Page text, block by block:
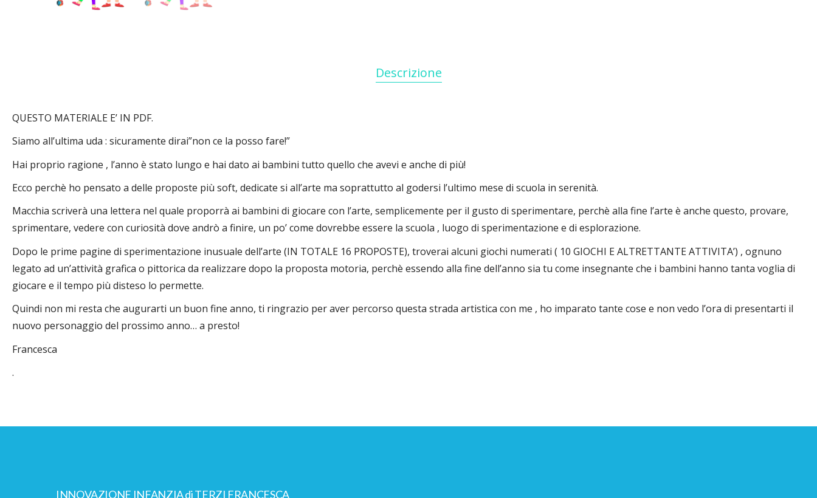
Descrizione
QUESTO MATERIALE E’ IN PDF.
Siamo all’ultima uda : sicuramente dirai”non ce la posso fare!”
Hai proprio ragione , l’anno è stato lungo e hai dato ai bambini tutto quello che avevi e anche di più!
Ecco perchè ho pensato a delle proposte più soft, dedicate si all’arte ma soprattutto al godersi l’ultimo mese di scuola in serenità.
Macchia scriverà una lettera nel quale proporrà ai bambini di giocare con l’arte, semplicemente per il gusto di sperimentare, perchè alla fine l’arte è anche questo, provare,
sprimentare, vedere con curiosità dove andrò a finire, un po’ come dovrebbe essere la scuola , luogo di sperimentazione e di esplorazione.
Dopo le prime pagine di sperimentazione inusuale dell’arte (IN TOTALE 16 PROPOSTE), troverai alcuni giochi numerati ( 10 GIOCHI E ALTRETTANTE ATTIVITA’) , ognuno
legato ad un’attività grafica o pittorica da realizzare dopo la proposta motoria, perchè essendo alla fine dell’anno sia tu come insegnante che i bambini hanno tanta voglia di
giocare e il tempo più disteso lo permette.
Quindi non mi resta che augurarti un buon fine anno, ti ringrazio per aver percorso questa strada artistica con me , ho imparato tante cose e non vedo l’ora di presentarti il
nuovo personaggio del prossimo anno… a presto!
Francesca
.
INNOVAZIONE INFANZIA di TERZI FRANCESCA